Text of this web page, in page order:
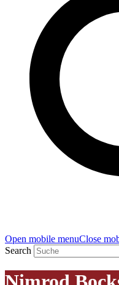
Open mobile menuClose
Search